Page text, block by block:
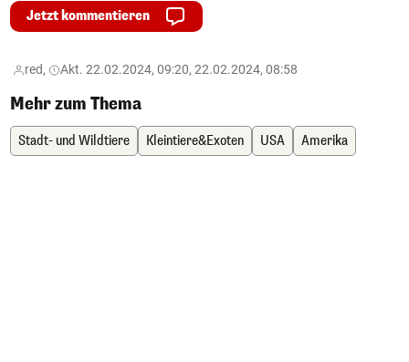
Jetzt kommentieren
red, Akt. 22.02.2024, 09:20, 22.02.2024, 08:58
Mehr zum Thema
Stadt- und Wildtiere Kleintiere&Exoten USA Amerika